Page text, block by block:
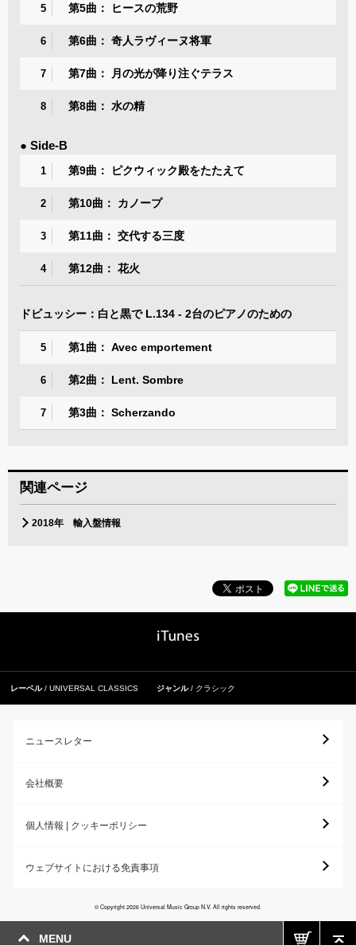
MENU
5 第5曲： ヒースの荒野
6 第6曲： 奇人ラヴィーヌ将軍
7 第7曲： 月の光が降り注ぐテラス
8 第8曲： 水の精
● Side-B
1 第9曲： ピクウィック殿をたたえて
2 第10曲： カノープ
3 第11曲： 交代する三度
4 第12曲： 花火
ドビュッシー：白と黒で L.134 - 2台のピアノのための
5 第1曲： Avec emportement
6 第2曲： Lent. Sombre
7 第3曲： Scherzando
関連ページ
2018年 輸入盤情報
レーベル UNIVERSAL CLASSICS ジャンル クラシック
ニュースレター
会社概要
個人情報 | クッキーポリシー
ウェブサイトにおける免責事項
© Copyright 2026 Universal Music Group N.V. All rights reserved.